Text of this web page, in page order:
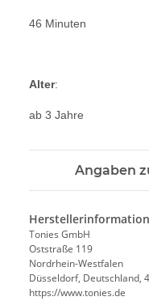
46 Minuten
Alter:
ab 3 Jahre
Angaben
Tonies GmbH
Oststraße 119
Nordrhein-Westfalen
Düsseldorf, Deutschland,
https://www.tonies.de